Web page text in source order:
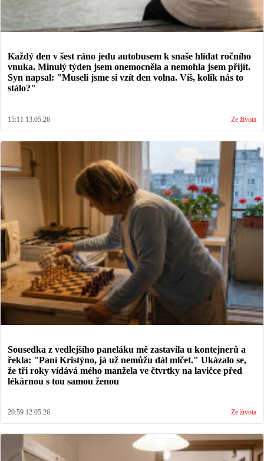
Každý den v šest ráno jedu autobusem k snaše hlídat ročního
vnuka. Minulý týden jsem onemocněla a nemohla jsem přijít.
Syn napsal: "Museli jsme si vzít den volna. Víš, kolik nás to
stálo?"
15:11 13.05.26 Ze života
Sousedka z vedlejšího paneláku mě zastavila u kontejnerů a
řekla: "Paní Kristýno, já už nemůžu dál mlčet." Ukázalo se,
že tři roky vídává mého manžela ve čtvrtky na lavičce před
lékárnou s tou samou ženou
20:59 12.05.26 Ze života